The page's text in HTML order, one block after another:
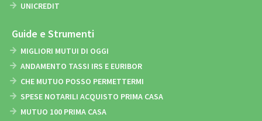
UNICREDIT
Guide e Strumenti
MIGLIORI MUTUI DI OGGI
ANDAMENTO TASSI IRS E EURIBOR
CHE MUTUO POSSO PERMETTERMI
SPESE NOTARILI ACQUISTO PRIMA CASA
MUTUO 100 PRIMA CASA